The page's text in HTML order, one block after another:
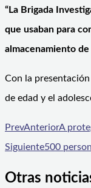
“La Brigada
que usaban para
almacenamiento
Con la
de edad y el
PrevAnteriorA
Siguiente500
Otras